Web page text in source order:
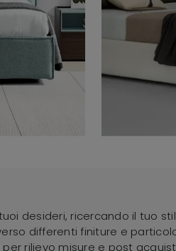
desideri, ricercando il tuo
differenti finiture e
rilievo misure e post